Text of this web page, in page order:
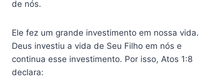
de nós.
Ele fez um grande investimento em nossa vida.
Deus investiu a vida de Seu Filho em nós e
continua esse investimento. Por isso, Atos 1:8
declara: